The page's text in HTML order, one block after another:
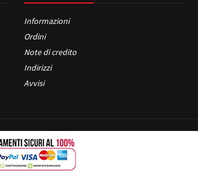
Informazioni
Ordini
Note di credito
Indirizzi
Avvisi